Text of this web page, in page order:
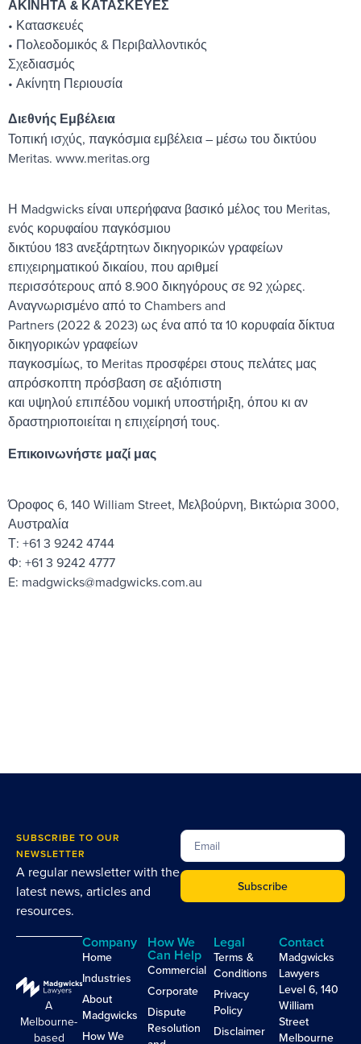
ΑΚΙΝΗΤΑ & ΚΑΤΑΣΚΕΥΕΣ
• Κατασκευές
• Πολεοδομικός & Περιβαλλοντικός
Σχεδιασμός
• Ακίνητη Περιουσία
Διεθνής Εμβέλεια
Τοπική ισχύς, παγκόσμια εμβέλεια – μέσω του δικτύου
Meritas. www.meritas.org
Η Madgwicks είναι υπερήφανα βασικό μέλος του Meritas,
ενός κορυφαίου παγκόσμιου
δικτύου 183 ανεξάρτητων δικηγορικών γραφείων
επιχειρηματικού δικαίου, που αριθμεί
περισσότερους από 8.900 δικηγόρους σε 92 χώρες.
Αναγνωρισμένο από το Chambers and
Partners (2022 & 2023) ως ένα από τα 10 κορυφαία δίκτυα
δικηγορικών γραφείων
παγκοσμίως, το Meritas προσφέρει στους πελάτες μας
απρόσκοπτη πρόσβαση σε αξιόπιστη
και υψηλού επιπέδου νομική υποστήριξη, όπου κι αν
δραστηριοποιείται η επιχείρησή τους.
Επικοινωνήστε μαζί μας
Όροφος 6, 140 William Street, Μελβούρνη, Βικτώρια 3000,
Αυστραλία
Τ: +61 3 9242 4744
Φ: +61 3 9242 4777
E: madgwicks@madgwicks.com.au
SUBSCRIBE TO OUR
NEWSLETTER
A regular newsletter with the
latest news, articles and
resources.
Subscribe
A
Melbourne-
based
Company
Home
Industries
About
Madgwicks
How We
How We
Can Help
Commercial
Corporate
Dispute
Resolution
Legal
Terms &
Conditions
Privacy
Policy
Disclaimer
Contact
Madgwicks
Lawyers
Level 6, 140
William
Street
Melbourne